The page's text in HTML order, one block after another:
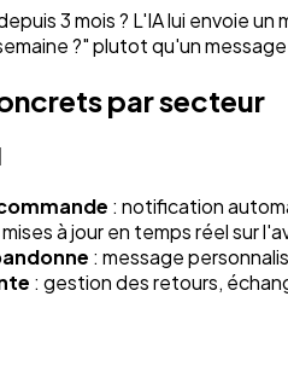
3 mois ? L'IA lui envoie
?" plutot qu'un
par secteur
: notification
mises à jour en temps réel sur
: message
: gestion des retours,